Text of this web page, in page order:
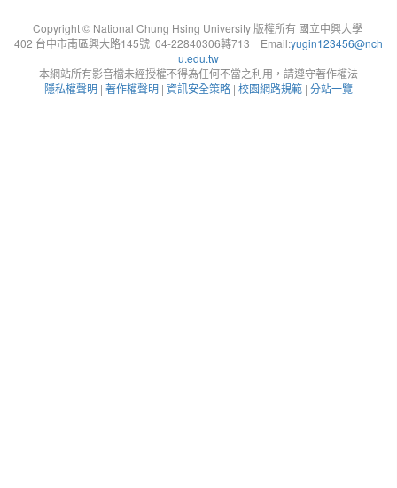
Copyright © National Chung Hsing University 版權所有 國立中興大學
402 台中市南區興大路145號 04-22840306轉713 Email:yugin123456@nch
u.edu.tw
本網站所有影音檔未經授權不得為任何不當之利用，請遵守著作權法
隱私權聲明 | 著作權聲明 | 資訊安全策略 | 校園網路規範 | 分站一覽